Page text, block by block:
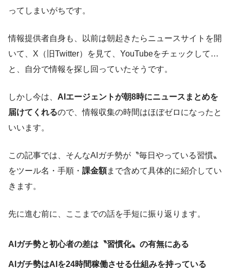
ってしまいがちです。
情報提供者自身も、以前は朝起きたらニュースサイトを開
いて、X（旧Twitter）を見て、YouTubeをチェックして…
と、自分で情報を探し回っていたそうです。
しかし今は、 AIエージェントが朝8時にニュースまとめを
届けてくれるので、情報収集の時間はほぼゼロになったと
いいます。
この記事では、そんなAIガチ勢が〝毎日やっている習慣〟
をツール名・手順・ 課金額まで含めて具体的に紹介してい
きます。
先に進む前に、ここまでの話を手短に振り返ります。
AIガチ勢と初心者の差は〝習慣化〟の有無にある
AIガチ勢はAIを24時間稼働させる仕組みを持っている